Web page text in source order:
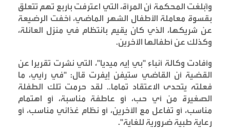
وأُبلغت المحكمة أن المرأة، التي اعترفت بأربع تهم تتعلق
بقسوة معاملة الأطفال الشهر الماضي، أخفت الرضيعة
عن شريكها، الذي كان يقيم بانتظام في منزل العائلة،
وكذلك عن أطفالها الآخرين.
وأفادت وكالة أنباء "بي إيه ميديا"، التي نشرت تقريرا عن
القضية أن القاضي ستيفن إيفرت قال: "في رأيي، ما
فعلته يتحدى الاعتقاد تماما.. لقد حرمت تلك الطفلة
الصغيرة من أي حب، أو عاطفة مناسبة، أو اهتمام
مناسب، أو تفاعل مع الآخرين، أو نظام غذائي مناسب، أو
رعاية طبية ضرورية للغاية".